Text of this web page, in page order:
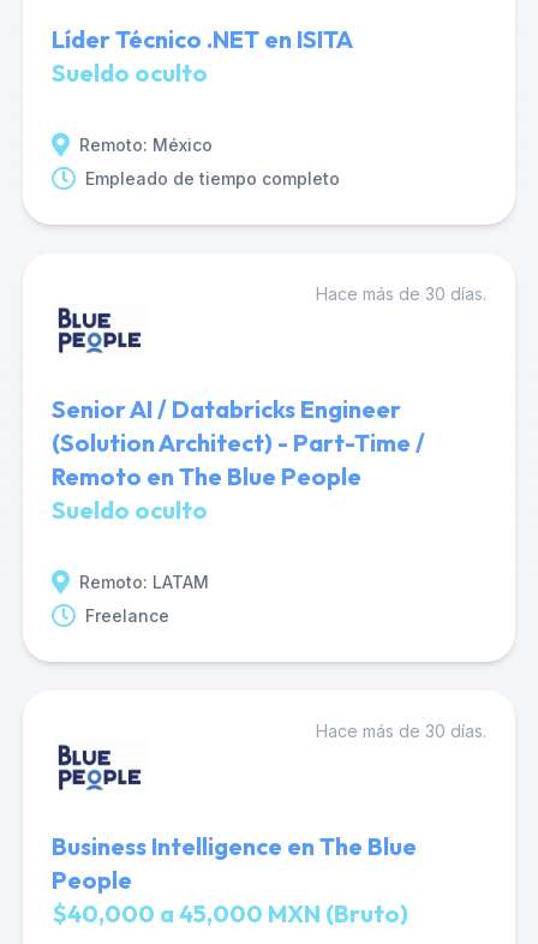
Líder Técnico .NET en ISITA
Sueldo oculto
Remoto: México
Empleado de tiempo completo
Hace más de 30 días.
Senior AI / Databricks Engineer
(Solution Architect) - Part-Time /
Remoto en The Blue People
Sueldo oculto
Remoto: LATAM
Freelance
Hace más de 30 días.
Business Intelligence en The Blue
People
$40,000 a 45,000 MXN (Bruto)